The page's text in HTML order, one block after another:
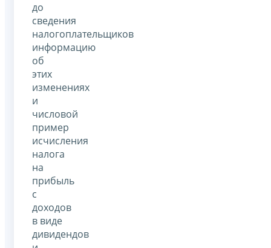
до
сведения
налогоплательщиков
информацию
об
этих
изменениях
и
числовой
пример
исчисления
налога
на
прибыль
с
доходов
в виде
дивидендов